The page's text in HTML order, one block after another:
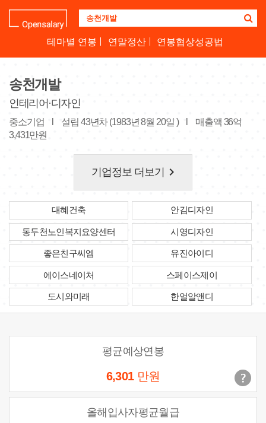
업
명
세
요
테마별 연봉 연말정산 연봉협상성공법
송천개발
인테리어·디자인
중소기업 설립 43년차 (1983년 8월 20일 )
매출액 36억
3,431만원
기업정보 더보기 keyboard_arrow_right
대혜건축 안김디자인
동두천노인복지요양센터 시영디자인
좋은친구씨엠 유진아이디
에이스네이처 스페이스제이
도시와미래 한얼알앤디
평균예상연봉
6,301 만원
올해입사자평균월급